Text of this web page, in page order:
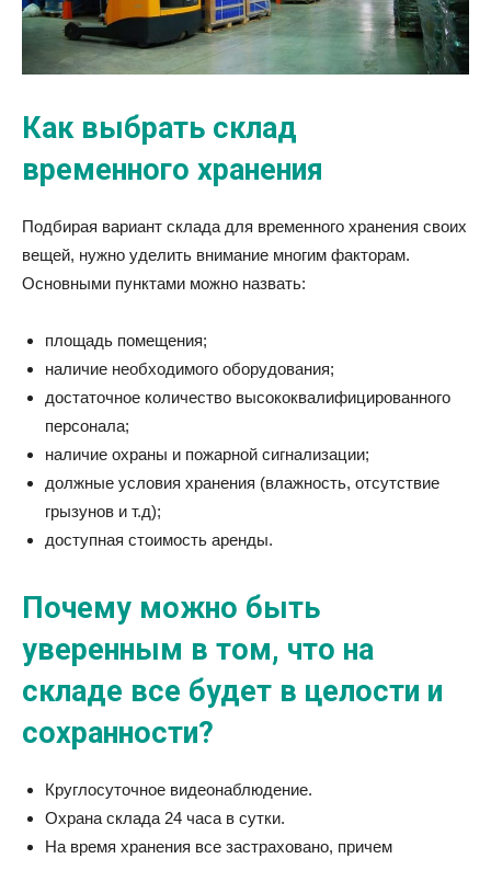
Как выбрать склад
временного хранения
Подбирая вариант склада для временного хранения своих
вещей, нужно уделить внимание многим факторам.
Основными пунктами можно назвать:
площадь помещения;
наличие необходимого оборудования;
достаточное количество высококвалифицированного
персонала;
наличие охраны и пожарной сигнализации;
должные условия хранения (влажность, отсутствие
грызунов и т.д);
доступная стоимость аренды.
Почему можно быть
уверенным в том, что на
складе все будет в целости и
сохранности?
Круглосуточное видеонаблюдение.
Охрана склада 24 часа в сутки.
На время хранения все застраховано, причем